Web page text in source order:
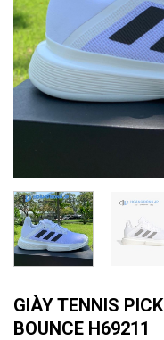
GIÀY TENNIS
BOUNCE H69211